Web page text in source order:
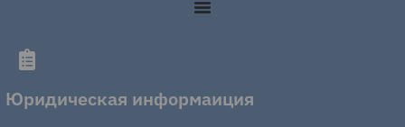
Юридическая информаиция